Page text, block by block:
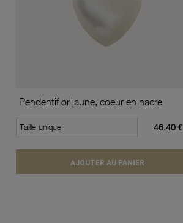
Pendentif or jaune, coeur en nacre
Taille unique 46.40 €
AJOUTER AU PANIER